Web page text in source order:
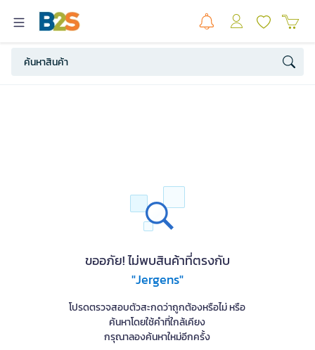
ขออภัย! ไม่พบสินค้าที่ตรงกับ
"Jergens"
โปรดตรวจสอบตัวสะกดว่าถูกต้องหรือไม่ หรือ
ค้นหาโดยใช้คำที่ใกล้เคียง
กรุณาลองค้นหาใหม่อีกครั้ง